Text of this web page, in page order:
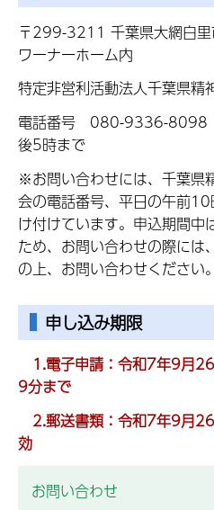
〒299-3211 千葉県大網白
ワーナーホーム内
特定非営利活動法人千葉県精
電話番号 080-9336-8098
後5時まで
※お問い合わせには、千葉県
会の電話番号、平日の午前
け付けています。申込期間中
ため、お問い合わせの際には
の上、お問い合わせください。
申し込み期限
1.電子申請：令和7年9月
9分まで
2.郵送書類：令和7年9月
効
お問い合わせ